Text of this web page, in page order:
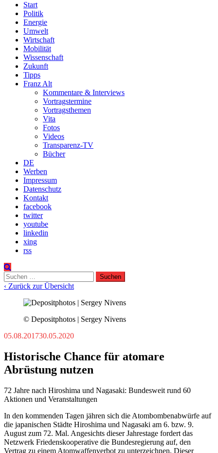
Start
Politik
Energie
Umwelt
Wirtschaft
Mobilität
Wissenschaft
Zukunft
Tipps
Franz Alt
Kommentare & Interviews
Vortragstermine
Vortragsthemen
Vita
Fotos
Videos
Transparenz-TV
Bücher
DE
Werben
Impressum
Datenschutz
Kontakt
facebook
twitter
youtube
linkedin
xing
rss
Suchen
nach:
‹ Zurück zur Übersicht
© Depositphotos | Sergey Nivens
05.08.201730.05.2020
Historische Chance für atomare
Abrüstung nutzen
72 Jahre nach Hiroshima und Nagasaki: Bundesweit rund 60
Aktionen und Veranstaltungen
In den kommenden Tagen jähren sich die Atombombenabwürfe auf
die japanischen Städte Hiroshima und Nagasaki am 6. bzw. 9.
August zum 72. Mal. Angesichts dieser Jahrestage fordert das
Netzwerk Friedenskooperative die Bundesregierung auf, den
Vertrag zu einem Atomwaffenverbot zu unterzeichnen. Dieser